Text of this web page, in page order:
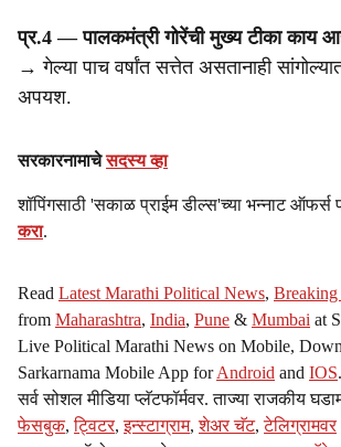
प्र.4 — पालकमंत्री गोरेंची मुख्य टीका काय
→ गेल्या पाच वर्षांत सत्तेत असतानाही
अपयश.
सरकारनामाचेसदस्य व्हा
शॉपिंगसाठी 'सकाळ प्राईम डील्स'च्या भन्नाट ऑफर्स
करा.
Read Latest Marathi Political News,
from Maharashtra, India, Pune & Mumbai at
Live Political Marathi News on Mobile,
Sarkarnama Mobile App forAndroid and IOS
सर्व सोशल मीडिया प्लॅटफॉर्मवर. ताज्या राजकीय
फेसबुक,ट्विटर,इन्स्टाग्राम,शेअर चॅट,टेलिग्रामवर